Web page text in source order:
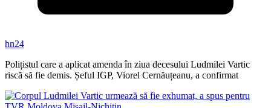
hn24
Polițistul care a aplicat amenda în ziua decesului Ludmilei Vartic
riscă să fie demis. Șeful IGP, Viorel Cernăuțeanu, a confirmat